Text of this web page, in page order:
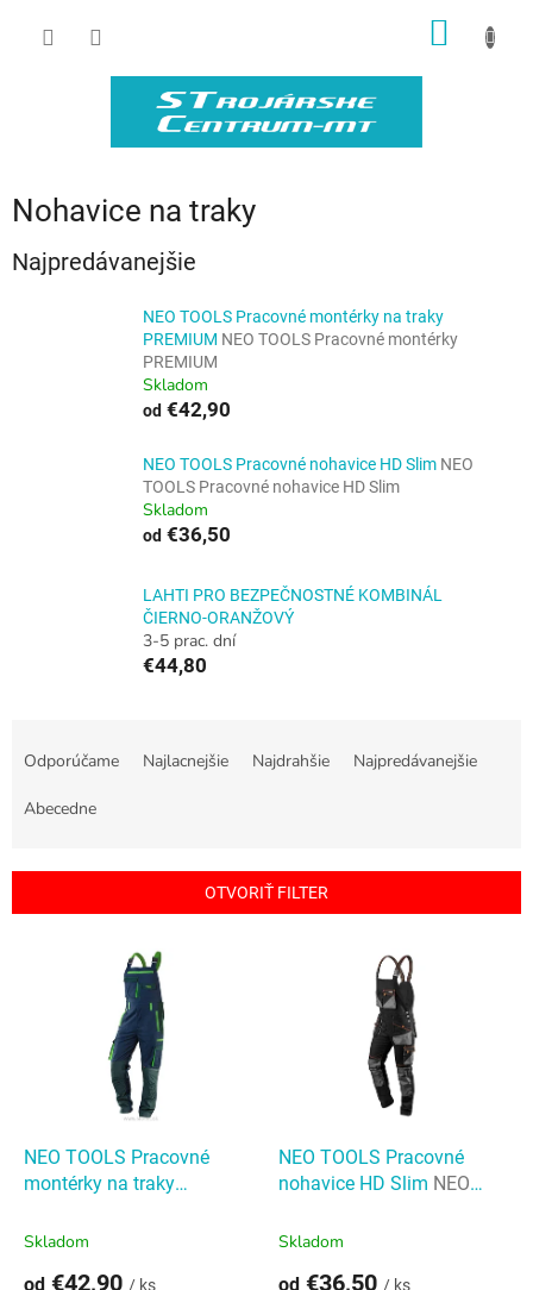
Nohavice na traky
Najpredávanejšie
NEO TOOLS Pracovné montérky na traky
PREMIUM NEO TOOLS Pracovné montérky
PREMIUM
Skladom
od €42,90
NEO TOOLS Pracovné nohavice HD Slim NEO
TOOLS Pracovné nohavice HD Slim
Skladom
od €36,50
LAHTI PRO BEZPEČNOSTNÉ KOMBINÁL
ČIERNO-ORANŽOVÝ
3-5 prac. dní
€44,80
p
Odporúčame Najlacnejšie Najdrahšie Najpredávanejšie
Abecedne
OTVORIŤ FILTER
NEO TOOLS Pracovné
montérky na traky
Pracovné montérky
Skladom
od €42,90 / ks
NEO TOOLS Pracovné
nohavice HD Slim NEO
HD Slim
Skladom
od €36,50 / ks